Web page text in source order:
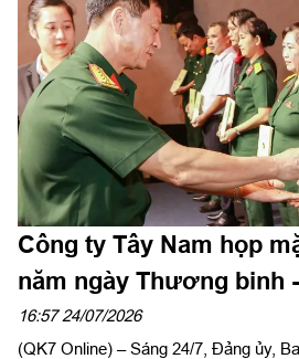
Công ty Tây Nam họp
năm ngày Thương binh
(27/7/1947 – 27/7/2026)
16:57 24/07/2026
(QK7 Online) – Sáng 24/7, Đảng ủy,